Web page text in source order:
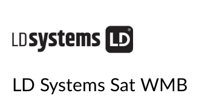
LD Systems Sat WMB